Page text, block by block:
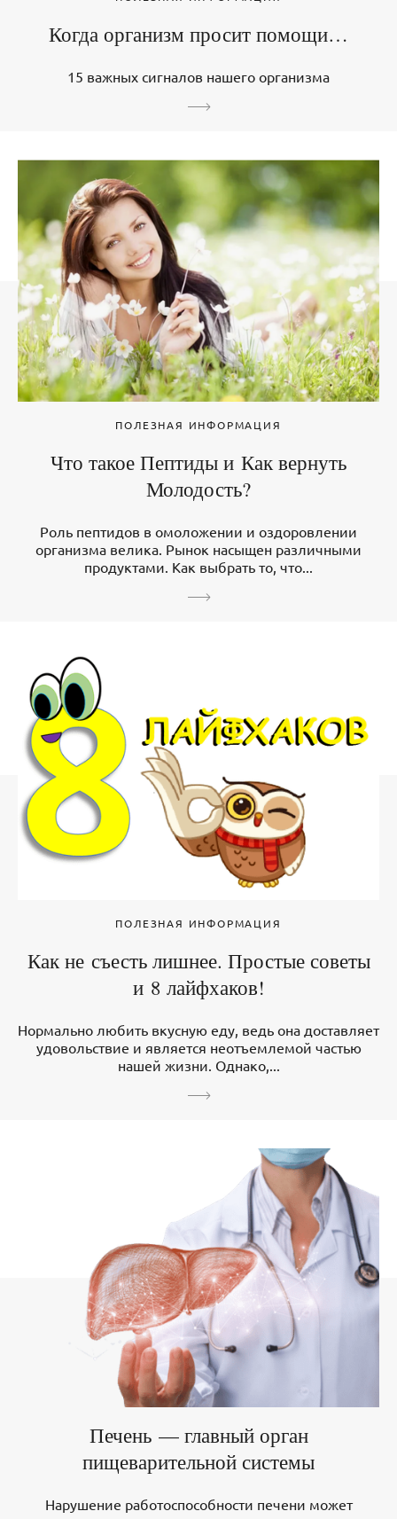
Когда организм просит помощи…
15 важных сигналов нашего организма
ПОЛЕЗНАЯ ИНФОРМАЦИЯ
Что такое Пептиды и Как вернуть
Молодость?
Роль пептидов в омоложении и оздоровлении
организма велика. Рынок насыщен различными
продуктами. Как выбрать то, что...
ПОЛЕЗНАЯ ИНФОРМАЦИЯ
Как не съесть лишнее. Простые советы
и 8 лайфхаков!
Нормально любить вкусную еду, ведь она доставляет
удовольствие и является неотъемлемой частью
нашей жизни. Однако,...
Печень — главный орган
пищеварительной системы
Нарушение работоспособности печени может